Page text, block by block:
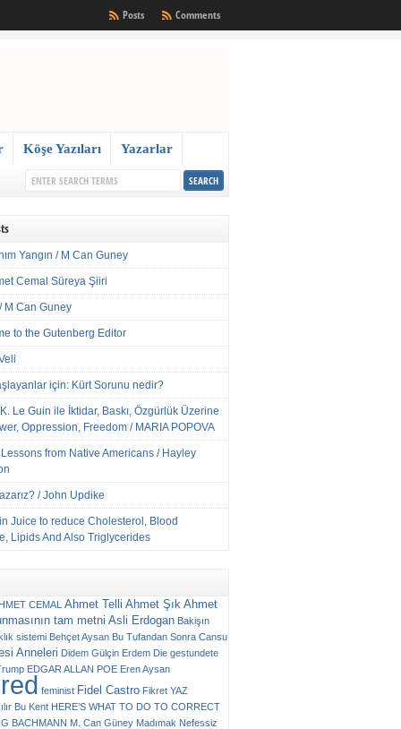
Comments
Posts
Köşe Yazıları Yazarlar
Yangın / M Can Guney
Cemal Süreya Şiiri
M Can Guney
to the Gutenberg Editor
için: Kürt Sorunu nedir?
Le Guin ile İktidar, Baskı, Özgürlük Üzerine
Oppression, Freedom / MARIA POPOVA
from Native Americans / Hayley
/ John Updike
Juice to reduce Cholesterol, Blood
Lipids And Also Triglycerides
CEMAL Ahmet Telli Ahmet Şık Ahmet
tam metni Asli Erdogan Bakişın
sistemi Behçet Aysan Bu Tufandan Sonra Cansu
Anneleri Didem Gülçin Erdem Die gestundete
EDGAR ALLAN POE Eren Aysan
feminist Fidel Castro Fikret YAZ
Bu Kent HERE’S WHAT TO DO TO CORRECT
BACHMANN M. Can Güney Madımak Nefessiz